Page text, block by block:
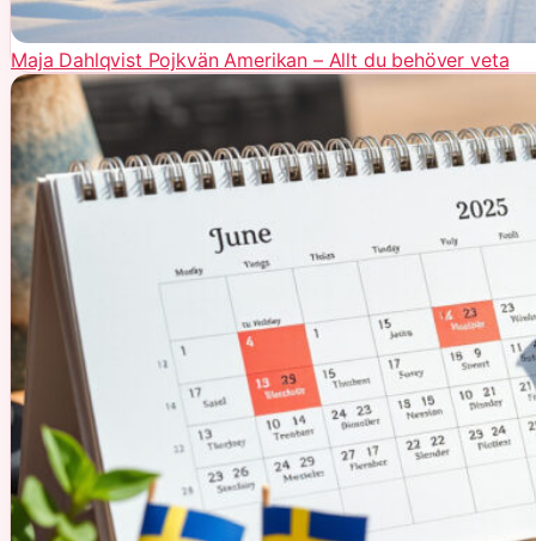
Maja Dahlqvist Pojkvän Amerikan – Allt du behöver veta